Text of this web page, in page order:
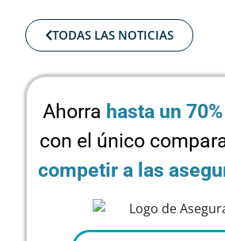
TODAS LAS NOTICIAS
Ahorra hasta un 70%
con el único
competir a las